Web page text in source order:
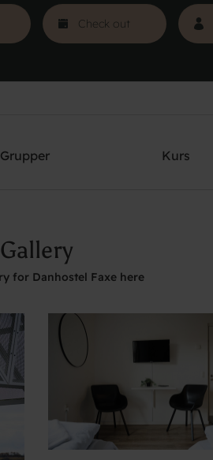
Grupper Kurs
Gallery
for Danhostel Faxe here